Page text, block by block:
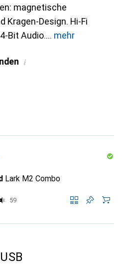
magnetische
Kragen-Design. Hi-Fi
Bit Audio.
mehr
i
Lark M2 Combo
59